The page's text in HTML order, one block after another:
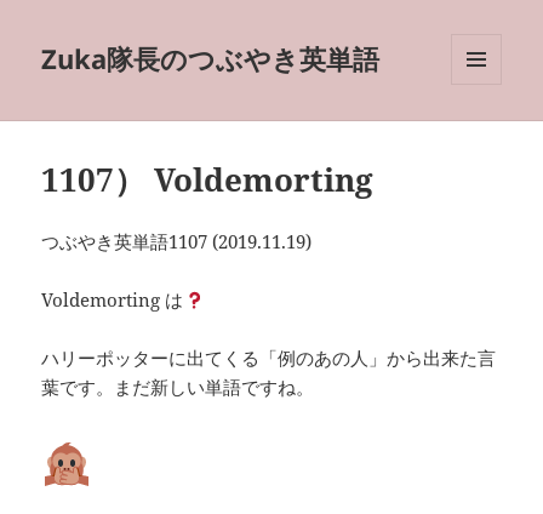
Zuka隊長のつぶやき英単語
ーとウ
1107） Voldemorting
つぶやき英単語1107 (2019.11.19)
Voldemorting は
ハリーポッターに出てくる「例のあの人」から出来た言
葉です。まだ新しい単語ですね。